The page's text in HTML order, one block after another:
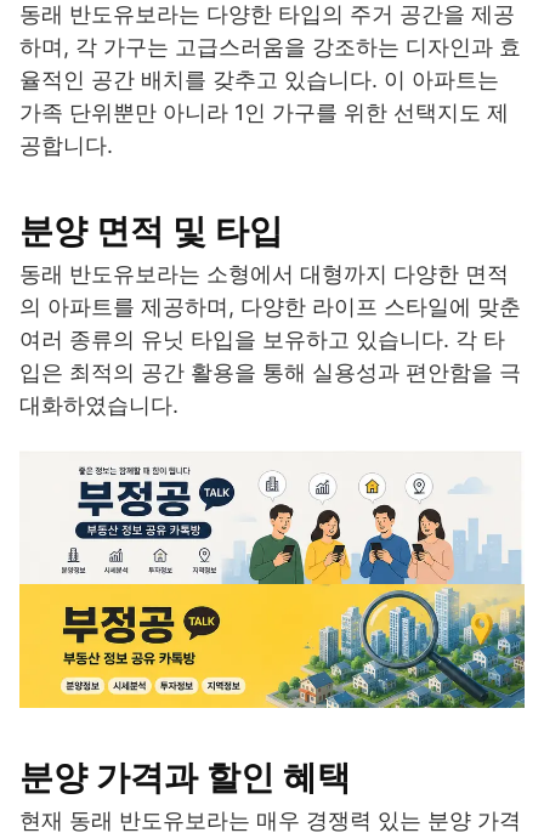
동래 반도유보라는 다양한 타입의 주거 공간을 제공
하며, 각 가구는 고급스러움을 강조하는 디자인과 효
율적인 공간 배치를 갖추고 있습니다. 이 아파트는
가족 단위뿐만 아니라 1인 가구를 위한 선택지도 제
공합니다.
분양 면적 및 타입
동래 반도유보라는 소형에서 대형까지 다양한 면적
의 아파트를 제공하며, 다양한 라이프 스타일에 맞춘
여러 종류의 유닛 타입을 보유하고 있습니다. 각 타
입은 최적의 공간 활용을 통해 실용성과 편안함을 극
대화하였습니다.
분양 가격과 할인 혜택
현재 동래 반도유보라는 매우 경쟁력 있는 분양 가격